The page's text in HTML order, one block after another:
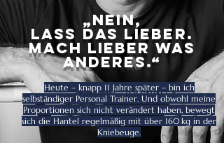
„Nein,
lass das lieber.
Mach lieber was
anderes.“
Heute – knapp 11 Jahre später – bin ich
selbständiger Personal Trainer. Und obwohl meine
Proportionen sich nicht verändert haben, bewegt
sich die Hantel regelmäßig mit über 160 kg in der
Kniebeuge.